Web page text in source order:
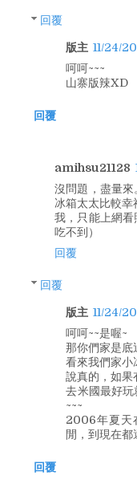
回覆
版主 11/24/
呵呵~~~
山寨版辣XD
回覆
amihsu21128
沒問題，盡量
冰箱太太比較
我，只能上網
吃不到）
回覆
回覆
版主 11/24/
呵呵~~是喔~
那你們家是底
看來我們家小
說真的，如果
去米國最好
~~~
2006年夏天
閒，到現在都
回覆